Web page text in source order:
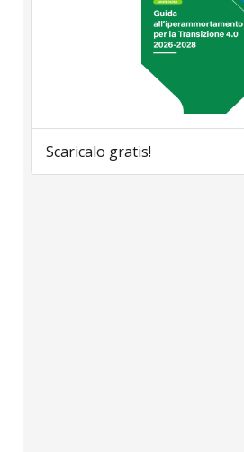
Scaricalo gratis!